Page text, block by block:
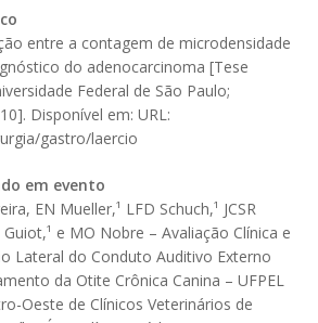
entre a contagem de microdensidade
do adenocarcinoma [Tese
Federal de São Paulo;
Disponível em: URL:
gastro/laercio
em evento
EN Mueller,¹ LFD Schuch,¹ JCSR
Guiot,¹ e MO Nobre – Avaliação Clínica e
Lateral do Conduto Auditivo Externo
da Otite Crônica Canina – UFPEL
Oeste de Clínicos Veterinários de